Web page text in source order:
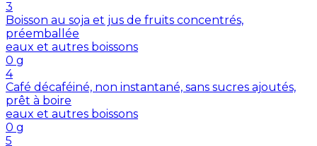
3
Boisson au soja et jus de fruits concentrés,
préemballée
eaux et autres boissons
0 g
4
Café décaféiné, non instantané, sans sucres ajoutés,
prêt à boire
eaux et autres boissons
0 g
5